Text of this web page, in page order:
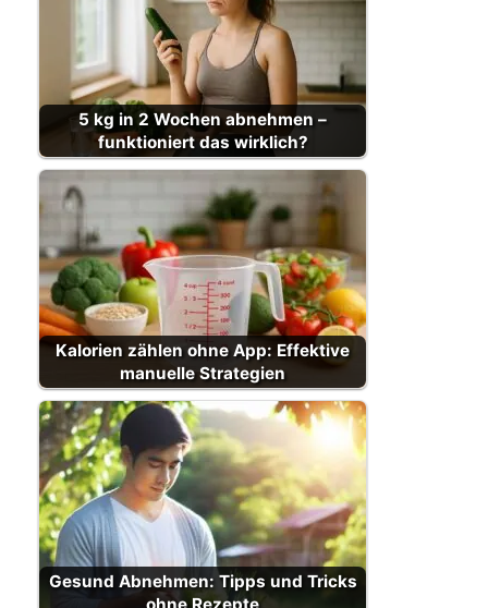
5 kg in 2 Wochen abnehmen –
funktioniert das wirklich?
Kalorien zählen ohne App: Effektive
manuelle Strategien
Gesund Abnehmen: Tipps und Tricks